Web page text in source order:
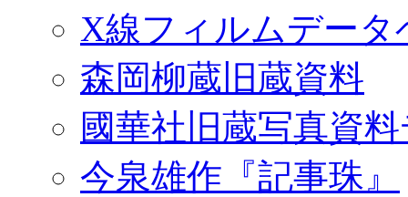
X線フィルムデータ
森岡柳蔵旧蔵資料
國華社旧蔵写真資
今泉雄作『記事珠』